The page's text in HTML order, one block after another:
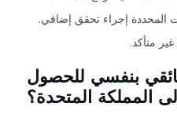
المحددة إجراء تحقق إضافي.
متأكد.
بنفسي للحصول
المملكة المتحدة؟